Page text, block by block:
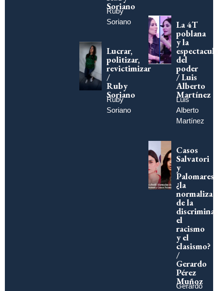
Soriano
Ruby
Soriano
Lucrar,
politizar,
revictimizar
/
Ruby
Soriano
Ruby
Soriano
La 4T
poblana
y la
del
poder
/ Luis
Alberto
Martínez
Luis
Alberto
Martínez
Casos
Salvatori
y
Palomares,
¿la
de la
el
racismo
y el
clasismo?
/
Gerardo
Pérez
Muñoz
Gerardo